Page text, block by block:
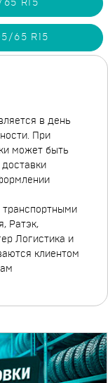
R15
65 R15
в день
При
может быть
транспортными
Ратэк,
Логистика и
клиентом